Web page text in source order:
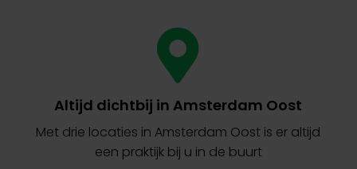
Altijd dichtbij in Amsterdam Oost
Met drie locaties in Amsterdam Oost is er altijd
een praktijk bij u in de buurt